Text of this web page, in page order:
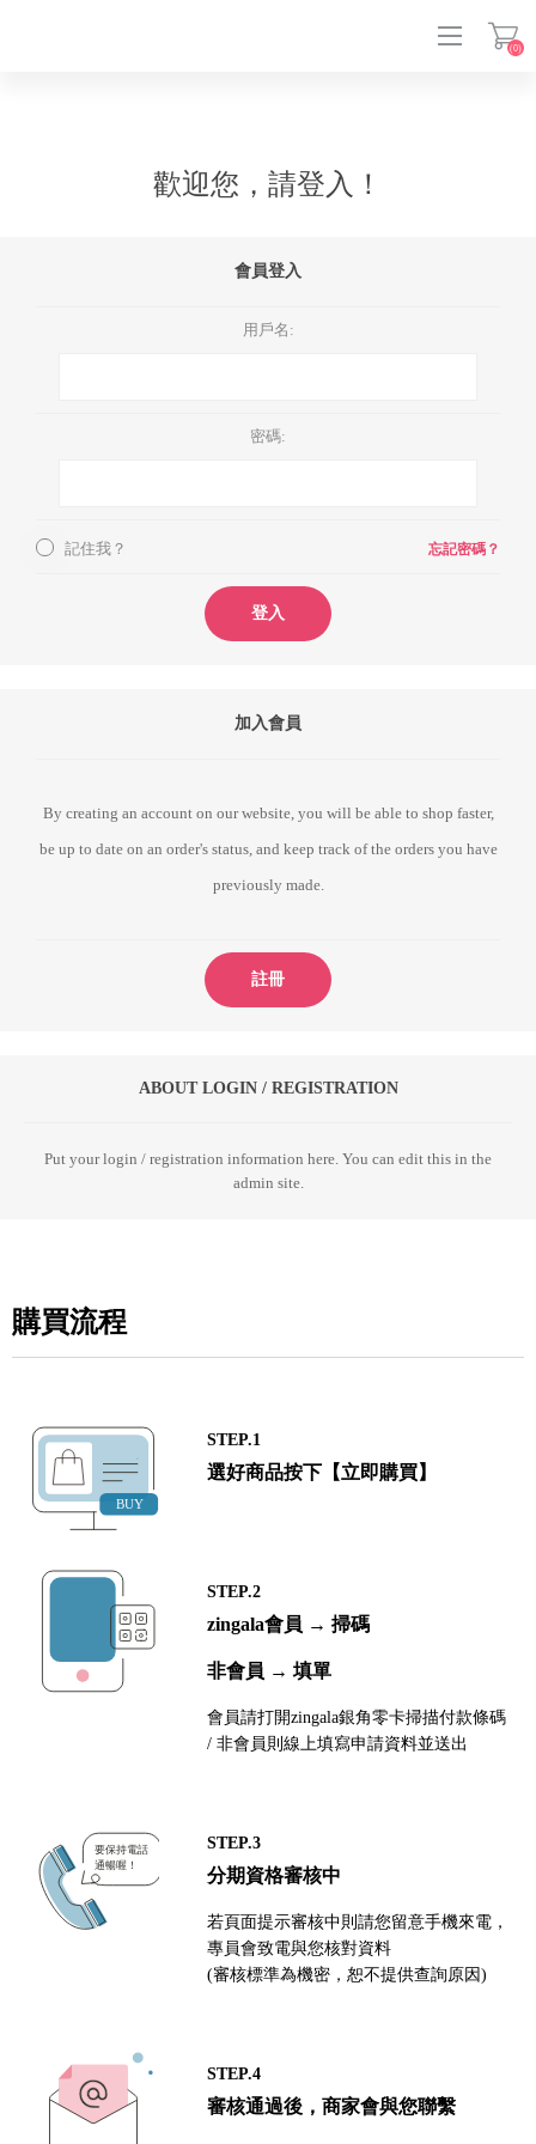
(0)
歡迎您，請登入！
會員登入
用戶名:
密碼:
記住我？ 忘記密碼？
登入
加入會員
By creating an account on our website, you will be able to shop faster,
be up to date on an order's status, and keep track of the orders you have
previously made.
註冊
ABOUT LOGIN / REGISTRATION
Put your login / registration information here. You can edit this in the
admin site.
購買流程
STEP.1
選好商品按下【立即購買】
STEP.2
zingala會員 → 掃碼
非會員 → 填單
會員請打開zingala銀角零卡掃描付款條碼
/ 非會員則線上填寫申請資料並送出
STEP.3
分期資格審核中
若頁面提示審核中則請您留意手機來電，
專員會致電與您核對資料
(審核標準為機密，恕不提供查詢原因)
STEP.4
審核通過後，商家會與您聯繫